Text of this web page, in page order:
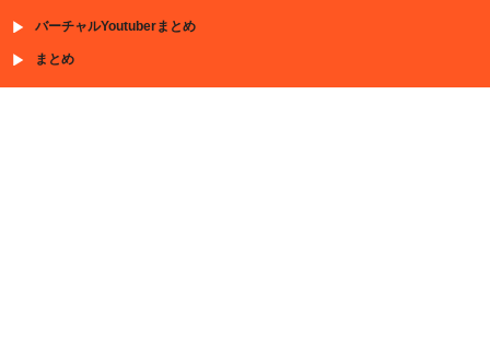
バーチャルYoutuberまとめ
まとめ